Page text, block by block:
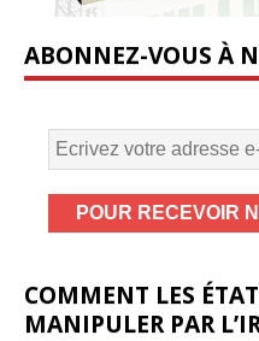
ABONNEZ-VOUS À
COMMENT LES
MANIPULER PAR